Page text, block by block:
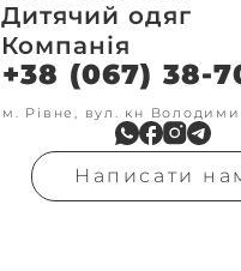
Кофти
Світшот
Кенгуру
Кофта з замком
Олімпійки
Флісові кофти
Гольфи
Реглан
Футболки
Поло
Кофти
Світшот
Олімпійки
Кофта на замку
Бомбери
В'язка
Гольфи
Дитячий одяг
Футболки
Кофти
Світшоти
Кенгуру
Кенгуру замок
Костюми
Штани
Шорти
Компанія
Про компанію
Доставка та оплата
Друк на замовлення
Обмін та повернення
Контакти
Умови оформлення
замовлення
+38 (067) 38-
м. Рівне, вул. кн
Написати